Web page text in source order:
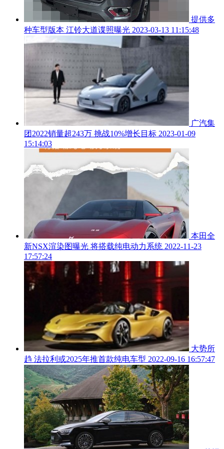
提供多
种车型版本 江铃大道谍照曝光 2023-03-13 11:15:48
广汽集
团2022销量超243万 挑战10%增长目标 2023-01-09
15:14:03
本田全
新NSX渲染图曝光 将搭载纯电动力系统 2022-11-23
17:57:24
大势所
趋 法拉利或2025年推首款纯电车型 2022-09-16 16:57:47